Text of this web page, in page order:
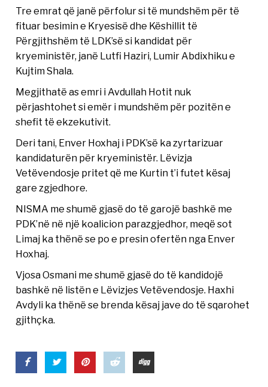
Tre emrat që janë përfolur si të mundshëm për të
fituar besimin e Kryesisë dhe Këshillit të
Përgjithshëm të LDK’së si kandidat për
kryeministër, janë Lutfi Haziri, Lumir Abdixhiku e
Kujtim Shala.
Megjithatë as emri i Avdullah Hotit nuk
përjashtohet si emër i mundshëm për pozitën e
shefit të ekzekutivit.
Deri tani, Enver Hoxhaj i PDK’së ka zyrtarizuar
kandidaturën për kryeministër. Lëvizja
Vetëvendosje pritet që me Kurtin t’i futet kësaj
gare zgjedhore.
NISMA me shumë gjasë do të garojë bashkë me
PDK’në në një koalicion parazgjedhor, meqë sot
Limaj ka thënë se po e presin ofertën nga Enver
Hoxhaj.
Vjosa Osmani me shumë gjasë do të kandidojë
bashkë në listën e Lëvizjes Vetëvendosje. Haxhi
Avdyli ka thënë se brenda kësaj jave do të sqarohet
gjithçka.